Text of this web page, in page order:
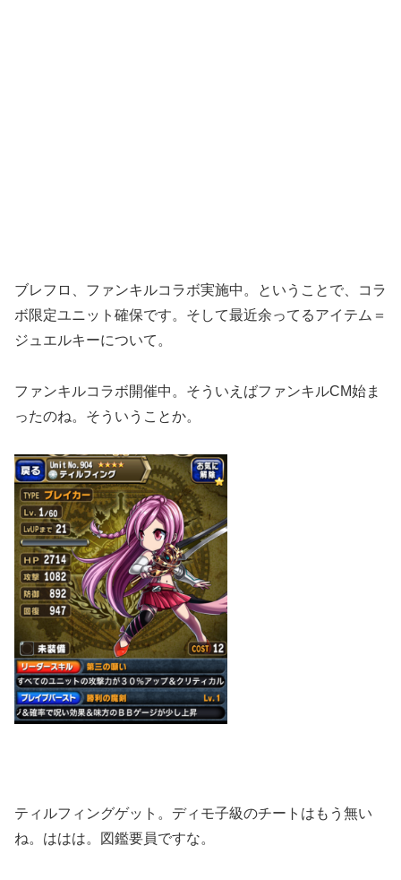
ブレフロ、ファンキルコラボ実施中。ということで、コラ
ボ限定ユニット確保です。そして最近余ってるアイテム＝
ジュエルキーについて。
ファンキルコラボ開催中。そういえばファンキルCM始ま
ったのね。そういうことか。
ティルフィングゲット。ディモ子級のチートはもう無い
ね。ははは。図鑑要員ですな。